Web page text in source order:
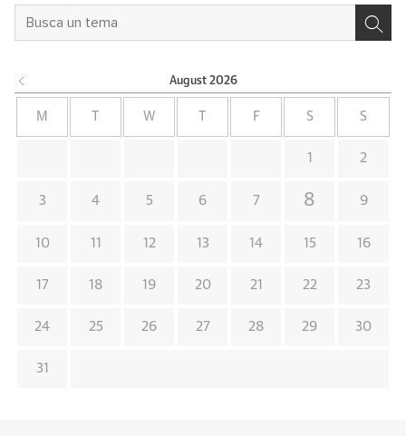
August 2026
M W F S S
1 2
3 4 5 6 7 8 9
10 11 12 13 14 15 16
17 18 19 20 21 22 23
24 25 26 27 28 29 30
31